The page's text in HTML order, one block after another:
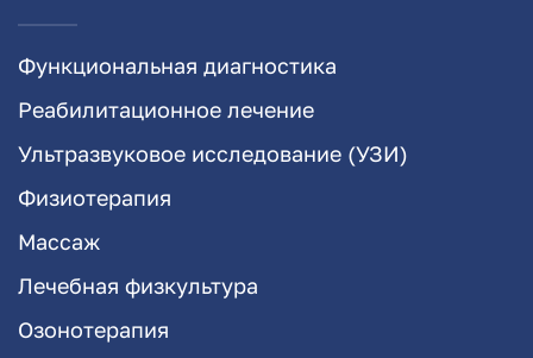
Функциональная диагностика
Реабилитационное лечение
Ультразвуковое исследование (УЗИ)
Физиотерапия
Массаж
Лечебная физкультура
Озонотерапия